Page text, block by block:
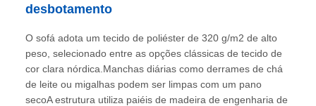
desbotamento
O sofá adota um tecido de poliéster de 320 g/m2 de alto
peso, selecionado entre as opções clássicas de tecido de
cor clara nórdica.Manchas diárias como derrames de chá
de leite ou migalhas podem ser limpas com um pano
secoA estrutura utiliza paiéis de madeira de engenharia de